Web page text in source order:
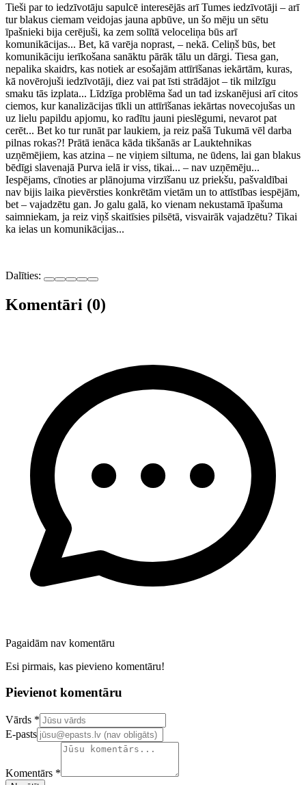
Tieši par to iedzīvotāju sapulcē interesējās arī Tumes iedzīvotāji – arī
tur blakus ciemam veidojas jauna apbūve, un šo mēju un sētu
īpašnieki bija cerējuši, ka zem solītā veloceliņa būs arī
komunikācijas... Bet, kā varēja noprast, – nekā. Celiņš būs, bet
komunikāciju ierīkošana sanāktu pārāk tālu un dārgi. Tiesa gan,
nepalika skaidrs, kas notiek ar esošajām attīrīšanas iekārtām, kuras,
kā novērojuši iedzīvotāji, diez vai pat īsti strādājot – tik milzīgu
smaku tās izplata... Līdzīga problēma šad un tad izskanējusi arī citos
ciemos, kur kanalizācijas tīkli un attīrīšanas iekārtas novecojušas un
uz lielu papildu apjomu, ko radītu jauni pieslēgumi, nevarot pat
cerēt... Bet ko tur runāt par laukiem, ja reiz pašā Tukumā vēl darba
pilnas rokas?! Prātā ienāca kāda tikšanās ar Lauktehnikas
uzņēmējiem, kas atzina – ne viņiem siltuma, ne ūdens, lai gan blakus
bēdīgi slavenajā Purva ielā ir viss, tikai... – nav uzņēmēju...
Iespējams, cīnoties ar plānojuma virzīšanu uz priekšu, pašvaldībai
nav bijis laika pievērsties konkrētām vietām un to attīstības iespējām,
bet – vajadzētu gan. Jo galu galā, ko vienam nekustamā īpašuma
saimniekam, ja reiz viņš skaitīsies pilsētā, visvairāk vajadzētu? Tikai
ka ielas un komunikācijas...
Dalīties:
Komentāri (0)
Pagaidām nav komentāru
Esi pirmais, kas pievieno komentāru!
Pievienot komentāru
Confirm your email address
Vārds *
E-pasts
Komentārs *